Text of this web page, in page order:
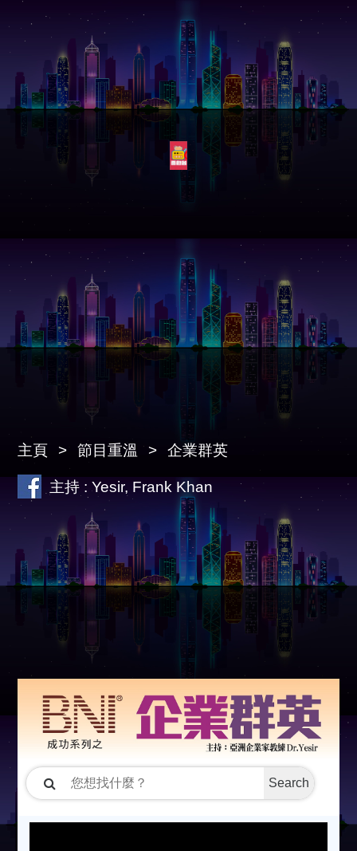
主頁 節目重溫 企業群英
主持 : Yesir, Frank Khan
Search